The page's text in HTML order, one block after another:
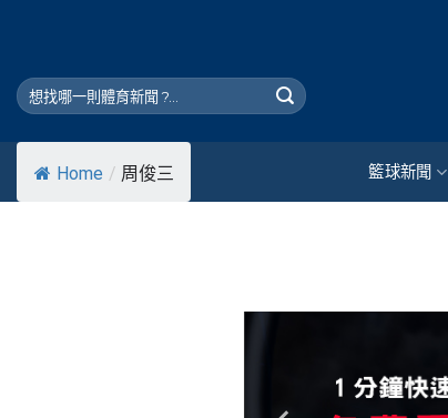
Home / 周俊三 籃球新聞